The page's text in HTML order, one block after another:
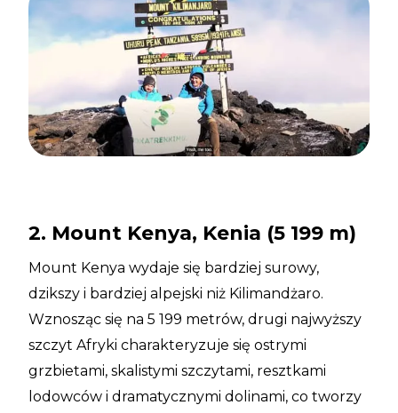
2. Mount Kenya, Kenia (5 199 m)
Mount Kenya wydaje się bardziej surowy,
dzikszy i bardziej alpejski niż Kilimandżaro.
Wznosząc się na 5 199 metrów, drugi najwyższy
szczyt Afryki charakteryzuje się ostrymi
grzbietami, skalistymi szczytami, resztkami
lodowców i dramatycznymi dolinami, co tworzy